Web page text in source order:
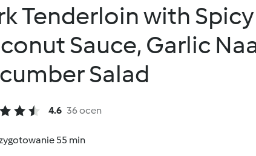
Tenderloin with Spicy
Sauce, Garlic
Salad
4.6 36 ocen
55 min